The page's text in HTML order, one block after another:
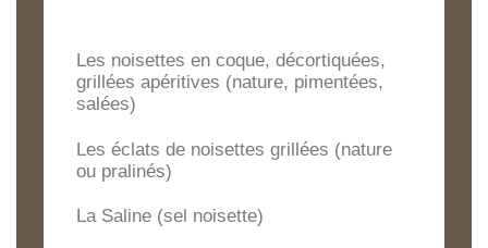
Les noisettes en coque, décortiquées,
grillées apéritives (nature, pimentées,
salées)
Les éclats de noisettes grillées (nature
ou pralinés)
La Saline (sel noisette)